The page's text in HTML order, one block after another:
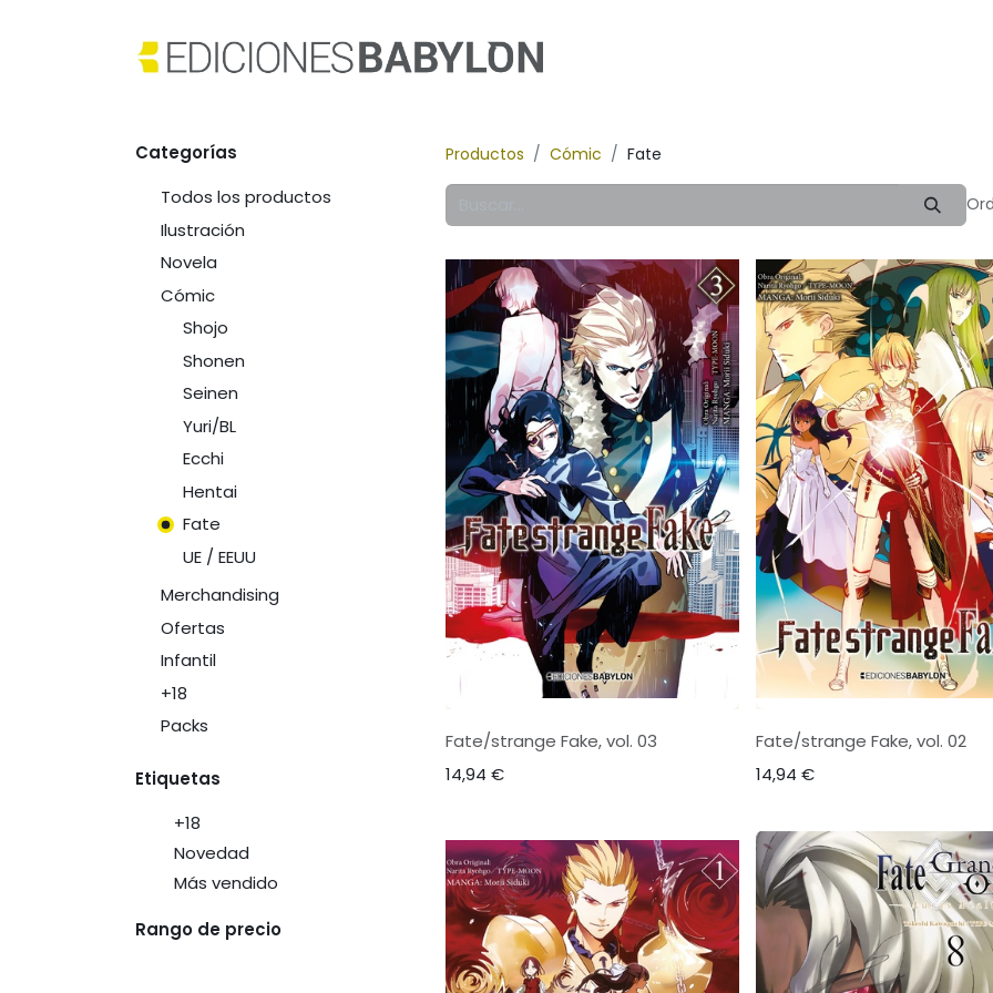
Categorías
Todos los productos
Ilustración
Novela
Cómic
Shojo
Shonen
Seinen
Yuri/BL
Ecchi
Hentai
Fate
UE / EEUU
Merchandising
Ofertas
Infantil
+18
Packs
Etiquetas
+18
Novedad
Más vendido
Rango de precio
Productos Cómic Fate
Fate/strange Fake, vol. 03
14,94 €
Fate/strange Fake, vol. 02
14,94 €